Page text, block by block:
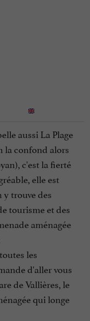
aussi La Plage
la confond alors
c'est la fierté
elle est
trouve des
tourisme et des
aménagée
les
d'aller vous
de Vallières, le
qui longe